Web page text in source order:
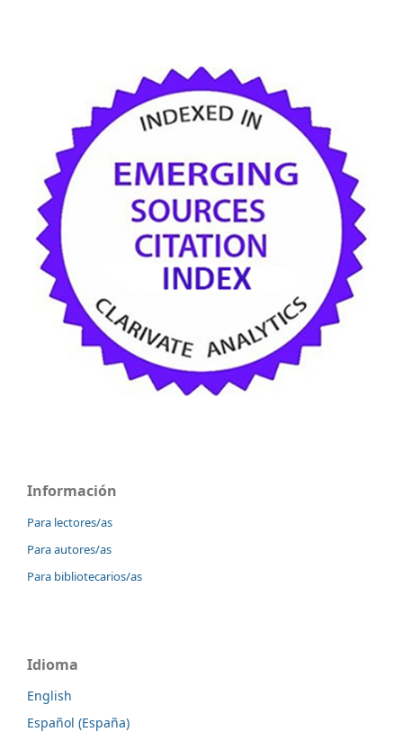
Información
Para lectores/as
Para autores/as
Para bibliotecarios/as
Idioma
English
Español (España)